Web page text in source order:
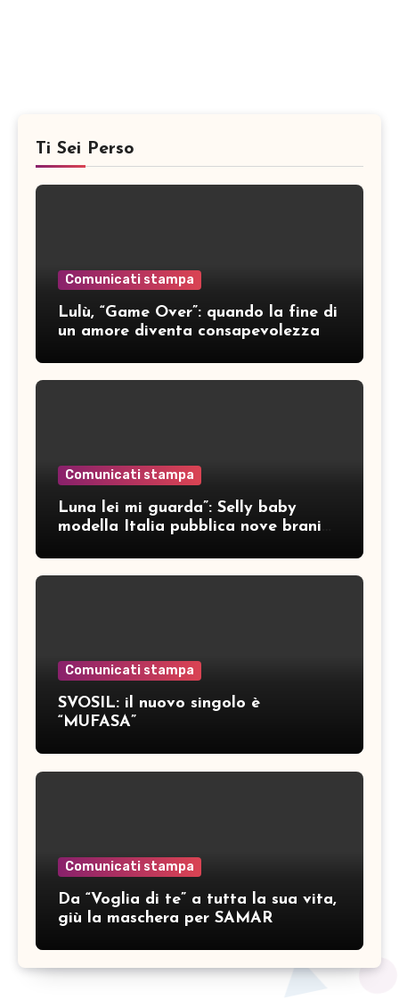
Ti Sei Perso
Comunicati stampa
Lulù, “Game Over”: quando la fine di
un amore diventa consapevolezza
Comunicati stampa
Luna lei mi guarda”: Selly baby
modella Italia pubblica nove brani
Comunicati stampa
SVOSIL: il nuovo singolo è
“MUFASA”
Comunicati stampa
Da “Voglia di te” a tutta la sua vita,
giù la maschera per SAMAR